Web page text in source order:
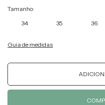
Tamanho:
34
35 36
Guia de medidas